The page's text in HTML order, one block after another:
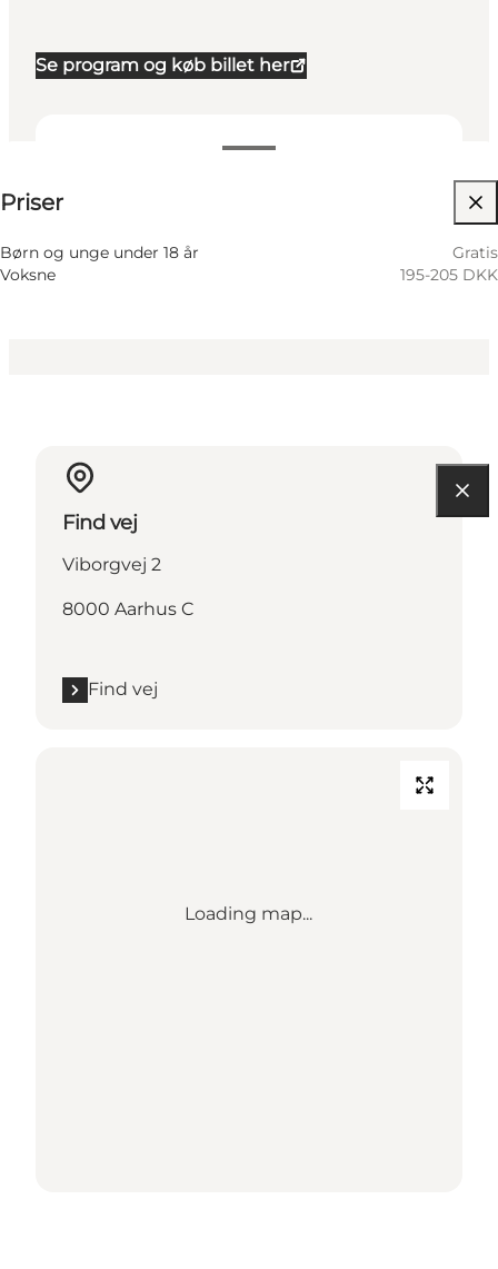
Se program og køb billet her
Priser
Børn og unge under 18 år
Gratis
Voksne
195-205 DKK
Find vej
Viborgvej 2
8000 Aarhus C
Find vej
Loading map...